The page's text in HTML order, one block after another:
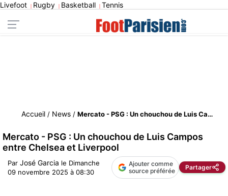
Livefoot | Rugby | Basketball | Tennis
Accueil / News / Mercato - PSG : Un chouchou de Luis Campos entre Chelsea et Liverpool
Mercato - PSG : Un chouchou de Luis Campos
entre Chelsea et Liverpool
Par José Garcia le Dimanche
09 novembre 2025 à 08:30
Ajouter comme
source préférée
Partager